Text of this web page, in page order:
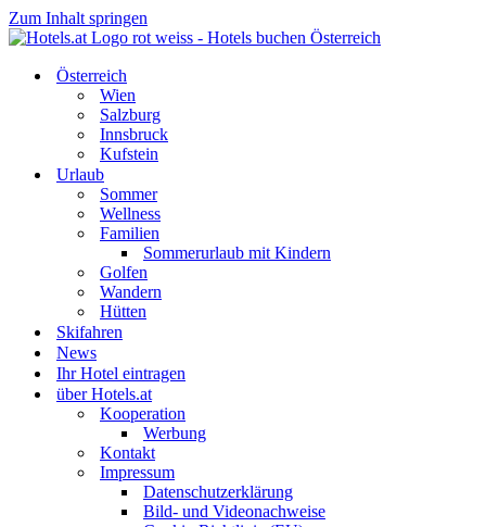
Zum Inhalt springen
Österreich
Wien
Salzburg
Innsbruck
Kufstein
Urlaub
Sommer
Wellness
Familien
Sommerurlaub mit Kindern
Golfen
Wandern
Hütten
Skifahren
News
Ihr Hotel eintragen
über Hotels.at
Kooperation
Werbung
Kontakt
Impressum
Datenschutzerklärung
Bild- und Videonachweise